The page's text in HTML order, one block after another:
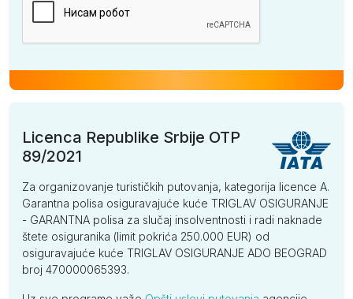
Licenca Republike Srbije OTP
89/2021
Za organizovanje turističkih putovanja, kategorija licence A.
Garantna polisa osiguravajuće kuće TRIGLAV OSIGURANJE
- GARANTNA polisa za slučaj insolventnosti i radi naknade
štete osiguranika (limit pokrića 250.000 EUR) od
osiguravajuće kuće TRIGLAV OSIGURANJE ADO BEOGRAD
broj 470000065393.